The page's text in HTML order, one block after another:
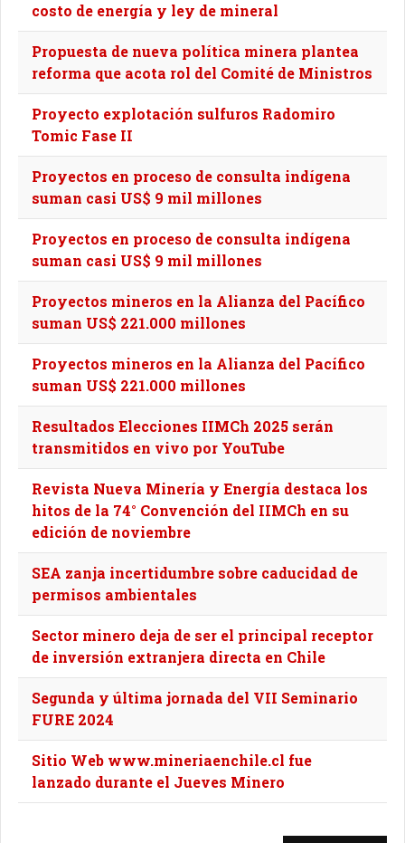
costo de energía y ley de mineral
Propuesta de nueva política minera plantea
reforma que acota rol del Comité de Ministros
Proyecto explotación sulfuros Radomiro
Tomic Fase II
Proyectos en proceso de consulta indígena
suman casi US$ 9 mil millones
Proyectos en proceso de consulta indígena
suman casi US$ 9 mil millones
Proyectos mineros en la Alianza del Pacífico
suman US$ 221.000 millones
Proyectos mineros en la Alianza del Pacífico
suman US$ 221.000 millones
Resultados Elecciones IIMCh 2025 serán
transmitidos en vivo por YouTube
Revista Nueva Minería y Energía destaca los
hitos de la 74° Convención del IIMCh en su
edición de noviembre
SEA zanja incertidumbre sobre caducidad de
permisos ambientales
Sector minero deja de ser el principal receptor
de inversión extranjera directa en Chile
Segunda y última jornada del VII Seminario
FURE 2024
Sitio Web www.mineriaenchile.cl fue
lanzado durante el Jueves Minero